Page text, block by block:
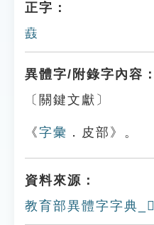
正字：
鼖
異體字/附錄字內容：
〔關鍵文獻〕
《字彙 ．皮部》。
資料來源：
教育部異體字字典_𥀢